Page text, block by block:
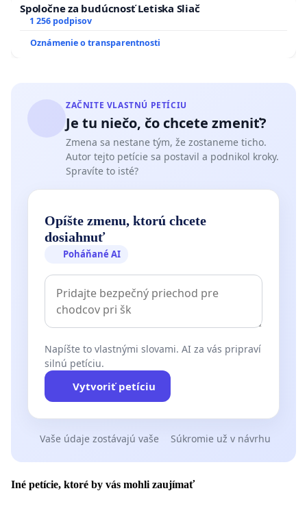
Spoločne za budúcnosť Letiska Sliač
1 256 podpisov
Oznámenie o transparentnosti
ZAČNITE VLASTNÚ PETÍCIU
Je tu niečo, čo chcete zmeniť?
Zmena sa nestane tým, že zostaneme ticho.
Autor tejto petície sa postavil a podnikol kroky.
Spravíte to isté?
Opíšte zmenu, ktorú chcete
dosiahnuť
Poháňané AI
Napíšte to vlastnými slovami. AI za vás pripraví
silnú petíciu.
Vytvoriť petíciu
Vaše údaje zostávajú vaše Súkromie už v návrhu
Iné petície, ktoré by vás mohli zaujímať